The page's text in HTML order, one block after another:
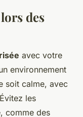
des
avec votre
environnement
soit calme, avec
les
comme des